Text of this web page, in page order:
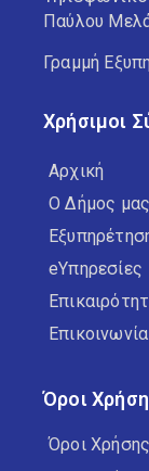
Παύλου
Γραμμή
Χρήσιμοι
Αρχική
Ο Δήμος μας
eΥπηρεσίες
Επικοινωνία
Όροι
Όροι Χρήσης